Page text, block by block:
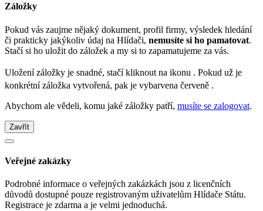
Záložky
Pokud vás zaujme nějaký dokument, profil firmy, výsledek hledání
či prakticky jakýkoliv údaj na Hlídači, nemusíte si ho pamatovat.
Stačí si ho uložit do záložek a my si to zapamatujeme za vás.
Uložení záložky je snadné, stačí kliknout na ikonu . Pokud už je
konkrétní záložka vytvořená, pak je vybarvena červeně .
Abychom ale vědeli, komu jaké záložky patří, musíte se zalogovat.
Zavřít
Veřejné zakázky
Podrobné informace o veřejných zakázkách jsou z licenčních
důvodů dostupné pouze registrovaným uživatelům Hlídače Státu.
Registrace je zdarma a je velmi jednoduchá.